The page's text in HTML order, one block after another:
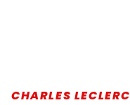
CHARLES LECLERC